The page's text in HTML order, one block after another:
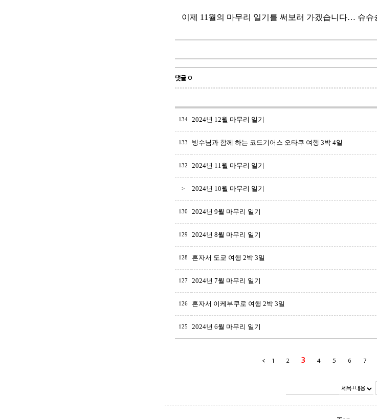
이제 11월의 마무리 일기를 써보러 가겠습니다… 슈슈
댓글 0
134 2024년 12월 마무리 일기
133 빙수님과 함께 하는 코드기어스 오타쿠 여행 3박 4일
132 2024년 11월 마무리 일기
> 2024년 10월 마무리 일기
130 2024년 9월 마무리 일기
129 2024년 8월 마무리 일기
128 혼자서 도쿄 여행 2박 3일
127 2024년 7월 마무리 일기
126 혼자서 이케부쿠로 여행 2박 3일
125 2024년 6월 마무리 일기
< 1 2 3 4 5 6 7